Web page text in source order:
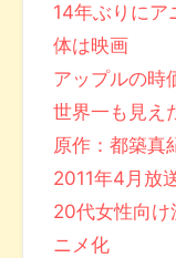
14年ぶりにア
体は映画
アップルの時
世界一も見え
原作：都築真
2011年4月放
20代女性向け
ニメ化